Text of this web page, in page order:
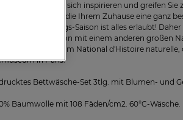
Lassen Sie sich inspirieren und greifen Sie
und Farben, die Ihrem Zuhause eine ganz
dieser Geburtstags-Saison ist alles erlaubt!
Kollaboration mit einem anderen großen
dem Muséum National d'Histoire
in Paris.
Bettwäsche-Set 3tlg. mit Blumen- und
Baumwolle mit 108 Fäden/cm2. 60°C-Wäsche.